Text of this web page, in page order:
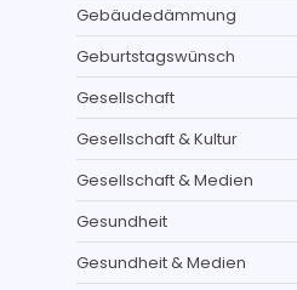
Gebäudedämmung
Geburtstagswünsch
Gesellschaft
Gesellschaft & Kultur
Gesellschaft & Medien
Gesundheit
Gesundheit & Medien